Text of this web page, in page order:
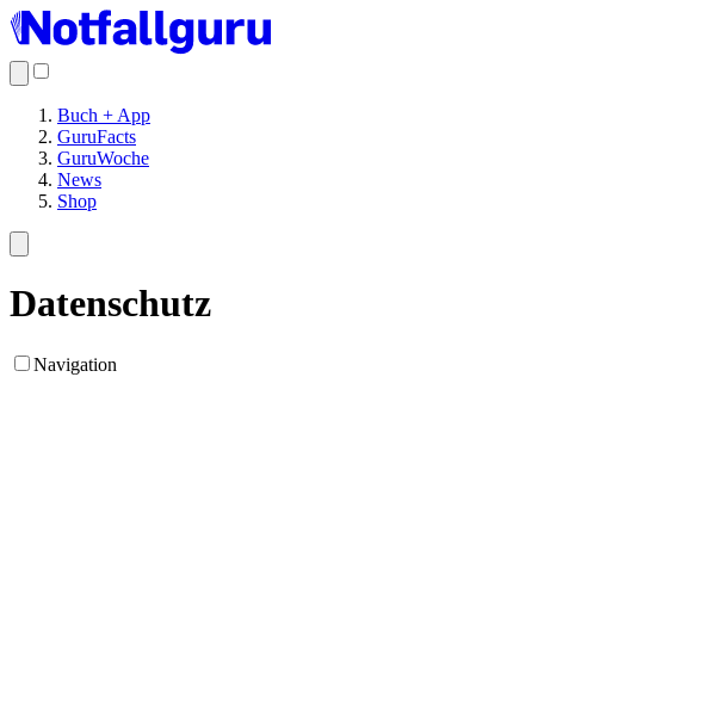
Buch + App
GuruFacts
GuruWoche
News
Shop
Datenschutz
Navigation